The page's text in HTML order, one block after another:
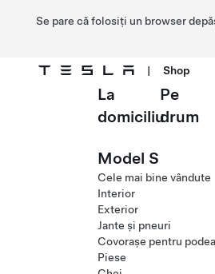
Se pare că folosiți un browser
Treceți la conținutul principal
| Shop
La
domiciliu
Pe
drum
Model S
Cele mai bine vândute
Interior
Exterior
Jante și pneuri
Covorașe pentru podea
Piese